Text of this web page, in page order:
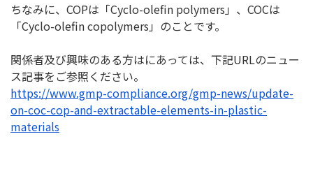
ちなみに、COPは「Cyclo-olefin polymers」、COCは
「Cyclo-olefin copolymers」のことです。
関係者及び興味のある方はにあっては、下記URLのニュー
ス記事をご参照ください。
https://www.gmp-compliance.org/gmp-news/update-
on-coc-cop-and-extractable-elements-in-plastic-
materials